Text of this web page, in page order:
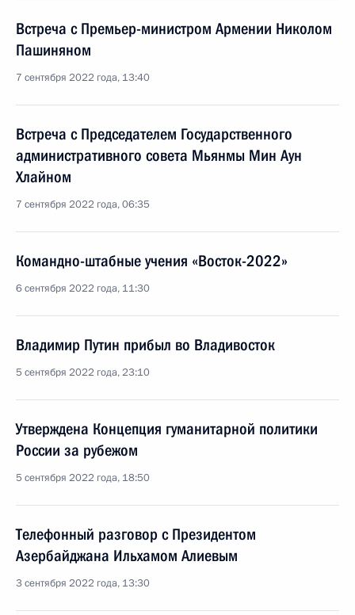
Встреча с Премьер-министром Армении Николом
Пашиняном
7 сентября 2022 года, 13:40
Встреча с Председателем Государственного
административного совета Мьянмы Мин Аун
Хлайном
7 сентября 2022 года, 06:35
Командно-штабные учения «Восток-2022»
6 сентября 2022 года, 11:30
Владимир Путин прибыл во Владивосток
5 сентября 2022 года, 23:10
Утверждена Концепция гуманитарной политики
России за рубежом
5 сентября 2022 года, 18:50
Телефонный разговор с Президентом
Азербайджана Ильхамом Алиевым
3 сентября 2022 года, 13:30